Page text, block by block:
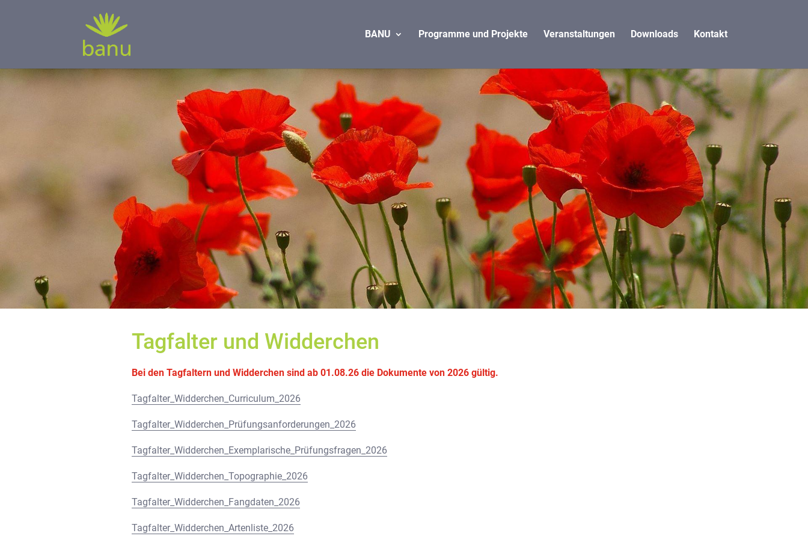
BANU Programme und Projekte Veranstaltungen Downloads Kontakt
Tagfalter und Widderchen
Bei den Tagfaltern und Widderchen sind ab 01.08.26 die Dokumente von 2026 gültig.
Tagfalter_Widderchen_Curriculum_2026
Tagfalter_Widderchen_Prüfungsanforderungen_2026
Tagfalter_Widderchen_Exemplarische_Prüfungsfragen_2026
Tagfalter_Widderchen_Topographie_2026
Tagfalter_Widderchen_Fangdaten_2026
Tagfalter_Widderchen_Artenliste_2026